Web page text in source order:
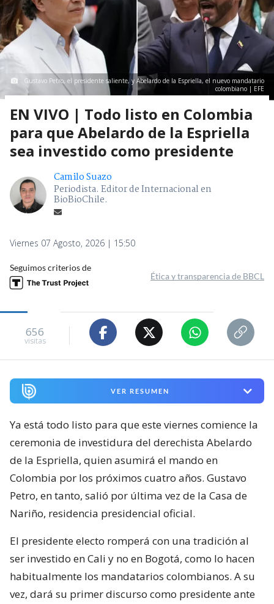
Gustavo Petro, el presidente saliente, y Abelardo de la Espriella, el nuevo mandatario
colombiano | EFE
EN VIVO | Todo listo en Colombia
para que Abelardo de la Espriella
sea investido como presidente
Camilo Suazo
Periodista. Editor de Internacional en
BioBioChile.
Viernes 07 Agosto, 2026 | 15:50
Seguimos criterios de
Ética y transparencia de BBCL
656
visitas
VER RESUMEN
Ya está todo listo para que este viernes comience la
ceremonia de investidura del derechista Abelardo
de la Espriella, quien asumirá el mando en
Colombia por los próximos cuatro años. Gustavo
Petro, en tanto, salió por última vez de la Casa de
Nariño, residencia presidencial oficial.
El presidente electo romperá con una tradición al
ser investido en Cali y no en Bogotá, como lo hacen
habitualmente los mandatarios colombianos. A su
vez, dará su primer discurso como presidente ante